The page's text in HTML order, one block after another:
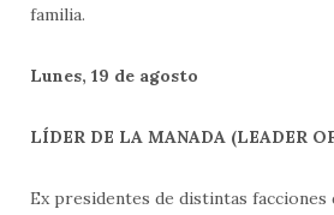
familia.
Lunes, 19 de agosto
LÍDER DE LA MANADA (LEADER
Ex presidentes de distintas facciones